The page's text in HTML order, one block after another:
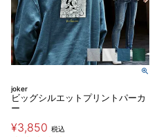
joker
ビッグシルエットプリントパーカ
ー
¥3,850 税込